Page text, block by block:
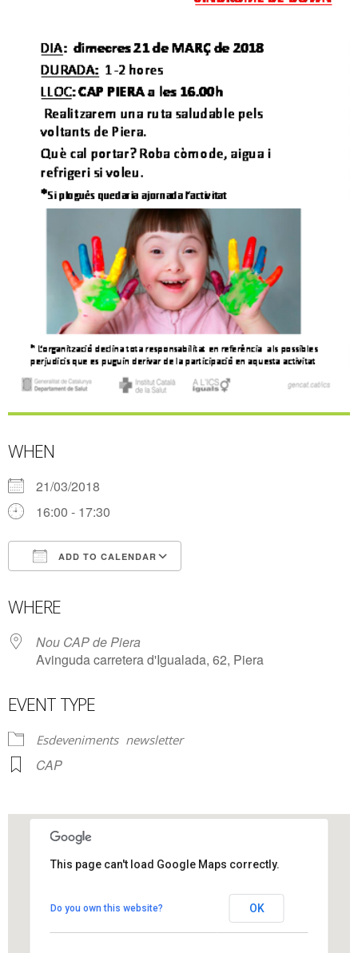
WHEN
21/03/2018
16:00 - 17:30
ADD TO CALENDAR
WHERE
Nou CAP de Piera
Avinguda carretera d'Igualada, 62, Piera
EVENT TYPE
Esdeveniments newsletter
CAP
Avinguda carretera d'Igualada, 62 - Piera
View Events
This page can't load Google Maps correctly.
Do you own this website? OK